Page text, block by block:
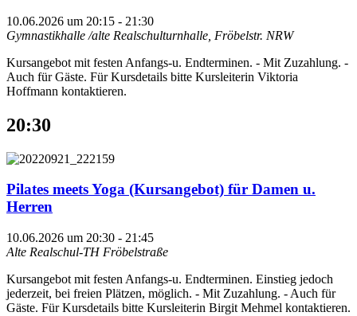
10.06.2026 um 20:15 - 21:30
Gymnastikhalle /alte Realschulturnhalle, Fröbelstr. NRW
Kursangebot mit festen Anfangs-u. Endterminen. - Mit Zuzahlung. -
Auch für Gäste. Für Kursdetails bitte Kursleiterin Viktoria
Hoffmann kontaktieren.
20:30
Pilates meets Yoga (Kursangebot) für Damen u.
Herren
10.06.2026 um 20:30 - 21:45
Alte Realschul-TH Fröbelstraße
Kursangebot mit festen Anfangs-u. Endterminen. Einstieg jedoch
jederzeit, bei freien Plätzen, möglich. - Mit Zuzahlung. - Auch für
Gäste. Für Kursdetails bitte Kursleiterin Birgit Mehmel kontaktieren.